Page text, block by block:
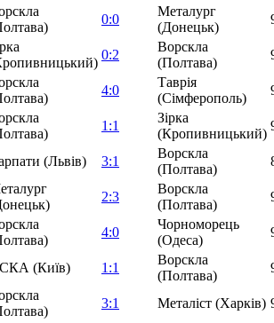
0:0
Металург
(Донецьк)
0:2
Ворскла
(Полтава)
4:0
Таврія
(Сімферополь)
1:1
Зірка
(Кропивницький)
(Львів) 3:1
Ворскла
(Полтава)
2:3
Ворскла
(Полтава)
4:0
Чорноморець
(Одеса)
(Київ) 1:1
Ворскла
(Полтава)
3:1 Металіст (Харків)